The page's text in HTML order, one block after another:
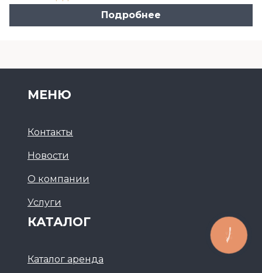
Подробнее
МЕНЮ
Контакты
Новости
О компании
Услуги
КАТАЛОГ
Каталог аренда